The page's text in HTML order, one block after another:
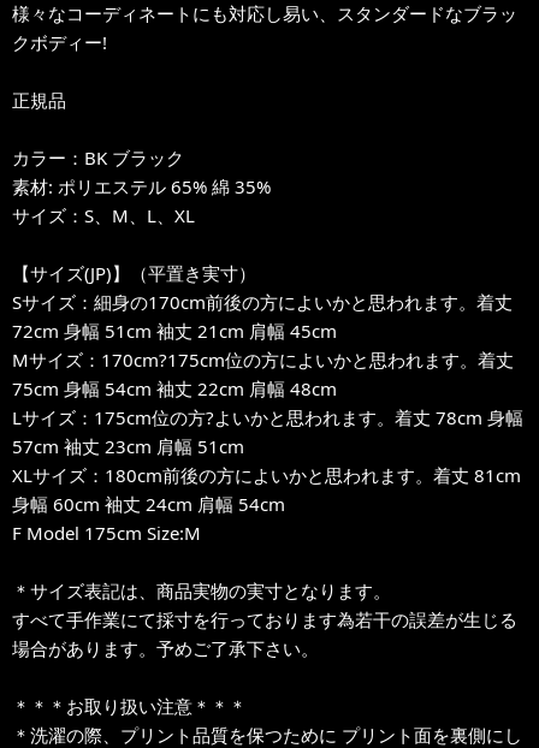
様々なコーディネートにも対応し易い、スタンダードなブラッ
クボディー!
正規品
カラー：BK ブラック
素材: ポリエステル 65% 綿 35%
サイズ：S、M、L、XL
【サイズ(JP)】（平置き実寸）
Sサイズ：細身の170cm前後の方によいかと思われます。着丈
72cm 身幅 51cm 袖丈 21cm 肩幅 45cm
Mサイズ：170cm?175cm位の方によいかと思われます。着丈
75cm 身幅 54cm 袖丈 22cm 肩幅 48cm
Lサイズ：175cm位の方?よいかと思われます。着丈 78cm 身幅
57cm 袖丈 23cm 肩幅 51cm
XLサイズ：180cm前後の方によいかと思われます。着丈 81cm
身幅 60cm 袖丈 24cm 肩幅 54cm
F Model 175cm Size:M
＊サイズ表記は、商品実物の実寸となります。
すべて手作業にて採寸を行っております為若干の誤差が生じる
場合があります。予めご了承下さい。
＊＊＊お取り扱い注意＊＊＊
＊洗濯の際、プリント品質を保つために プリント面を裏側にし